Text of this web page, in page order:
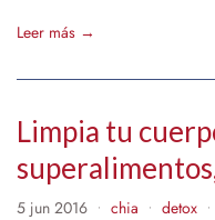
Leer más →
Limpia tu
5 jun 2016 • chia • detox •